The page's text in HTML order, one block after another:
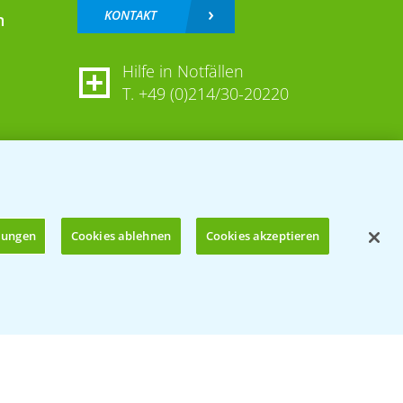
KONTAKT
Hilfe in Notfällen
T. +49 (0)214/30-20220
Cookies ablehnen Cookies akzeptieren